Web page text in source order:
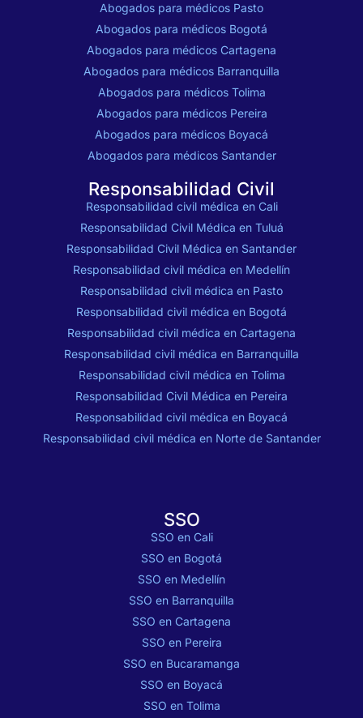
Abogados para médicos Pasto
Abogados para médicos Bogotá
Abogados para médicos Cartagena
Abogados para médicos Barranquilla
Abogados para médicos Tolima
Abogados para médicos Pereira
Abogados para médicos Boyacá
Abogados para médicos Santander
Responsabilidad Civil
Responsabilidad civil médica en Cali
Responsabilidad Civil Médica en Tuluá
Responsabilidad Civil Médica en Santander
Responsabilidad civil médica en Medellín
Responsabilidad civil médica en Pasto
Responsabilidad civil médica en Bogotá
Responsabilidad civil médica en Cartagena
Responsabilidad civil médica en Barranquilla
Responsabilidad civil médica en Tolima
Responsabilidad Civil Médica en Pereira
Responsabilidad civil médica en Boyacá
Responsabilidad civil médica en Norte de Santander
SSO
SSO en Cali
SSO en Bogotá
SSO en Medellín
SSO en Barranquilla
SSO en Cartagena
SSO en Pereira
SSO en Bucaramanga
SSO en Boyacá
SSO en Tolima